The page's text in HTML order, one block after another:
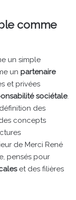
comme
un simple
un partenaire
et privées
sociétale.
des
concepts
de Merci René
pensés pour
et des filières